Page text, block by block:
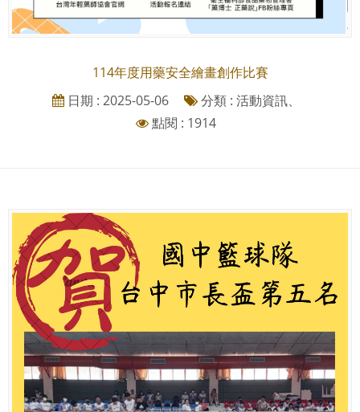
114年度用藥安全繪畫創作比賽
日期 : 2025-05-06
分類 : 活動資訊、
點閱 : 1914